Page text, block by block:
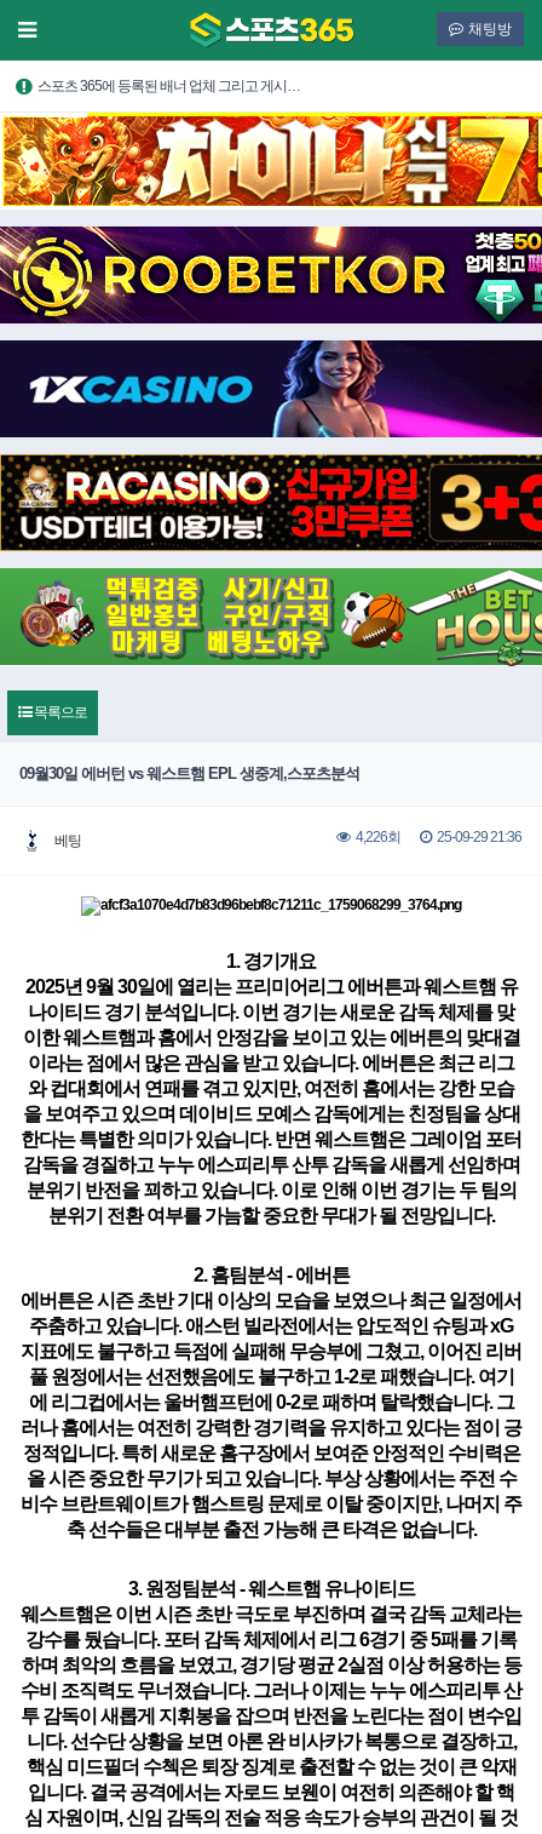
채팅방
스포츠 365에 등록된 배너 업체 그리고 게시…
목록으로
09월30일 에버턴 vs 웨스트햄 EPL 생중계,스포츠분석
베팅 4,226회 25-09-29 21:36
1. 경기개요
2025년 9월 30일에 열리는 프리미어리그에버튼과 웨스트햄 유
나이티드 경기 분석입니다. 이번 경기는 새로운 감독 체제를 맞
이한 웨스트햄과 홈에서 안정감을 보이고 있는에버튼의 맞대결
이라는 점에서 많은 관심을 받고 있습니다.에버튼은 최근 리그
와 컵대회에서 연패를 겪고 있지만, 여전히 홈에서는 강한 모습
을 보여주고 있으며 데이비드 모예스 감독에게는 친정팀을 상대
한다는 특별한 의미가 있습니다. 반면 웨스트햄은 그레이엄 포터
감독을 경질하고 누누 에스피리투 산투 감독을 새롭게 선임하며
분위기 반전을 꾀하고 있습니다. 이로 인해 이번 경기는 두 팀의
분위기 전환 여부를 가늠할 중요한 무대가 될 전망입니다.
2. 홈팀분석 -에버튼
에버튼은 시즌 초반 기대 이상의 모습을 보였으나 최근 일정에서
주춤하고 있습니다. 애스턴 빌라전에서는 압도적인 슈팅과 xG
지표에도 불구하고 득점에 실패해 무승부에 그쳤고, 이어진 리버
풀 원정에서는 선전했음에도 불구하고 1-2로 패했습니다. 여기
에 리그컵에서는 울버햄프턴에 0-2로 패하며 탈락했습니다. 그
러나홈에서는 여전히 강력한 경기력을 유지하고 있다는 점이 긍
정적입니다. 특히 새로운 홈구장에서 보여준 안정적인 수비력은
올 시즌 중요한 무기가 되고 있습니다. 부상 상황에서는 주전 수
비수 브란트웨이트가 햄스트링 문제로 이탈 중이지만, 나머지 주
축 선수들은 대부분 출전 가능해 큰 타격은 없습니다.
3. 원정팀분석 - 웨스트햄 유나이티드
웨스트햄은 이번 시즌 초반 극도로 부진하며 결국 감독 교체라는
강수를 뒀습니다. 포터 감독 체제에서 리그 6경기 중 5패를 기록
하며 최악의 흐름을 보였고, 경기당 평균 2실점 이상 허용하는 등
수비 조직력도 무너졌습니다. 그러나 이제는누누 에스피리투 산
투 감독이 새롭게 지휘봉을 잡으며 반전을 노린다는 점이 변수입
니다. 선수단 상황을 보면 아론 완 비사카가 복통으로 결장하고,
핵심 미드필더 수첵은 퇴장 징계로 출전할 수 없는 것이 큰 악재
입니다. 결국 공격에서는 자로드 보웬이 여전히 의존해야 할 핵
심 자원이며, 신임 감독의 전술 적응 속도가 승부의 관건이 될 것